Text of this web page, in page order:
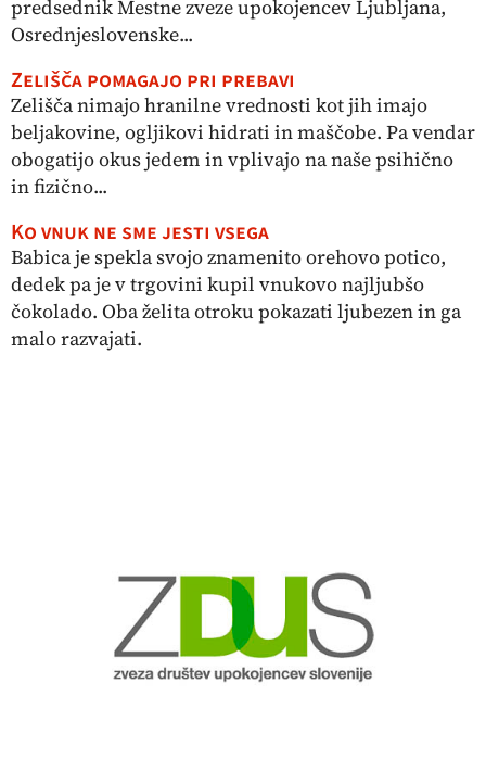
predsednik Mestne zveze upokojencev Ljubljana,
Osrednjeslovenske...
Zelišča pomagajo pri prebavi
Zelišča nimajo hranilne vrednosti kot jih imajo
beljakovine, ogljikovi hidrati in maščobe. Pa vendar
obogatijo okus jedem in vplivajo na naše psihično
in fizično...
Ko vnuk ne sme jesti vsega
Babica je spekla svojo znamenito orehovo potico,
dedek pa je v trgovini kupil vnukovo najljubšo
čokolado. Oba želita otroku pokazati ljubezen in ga
malo razvajati.